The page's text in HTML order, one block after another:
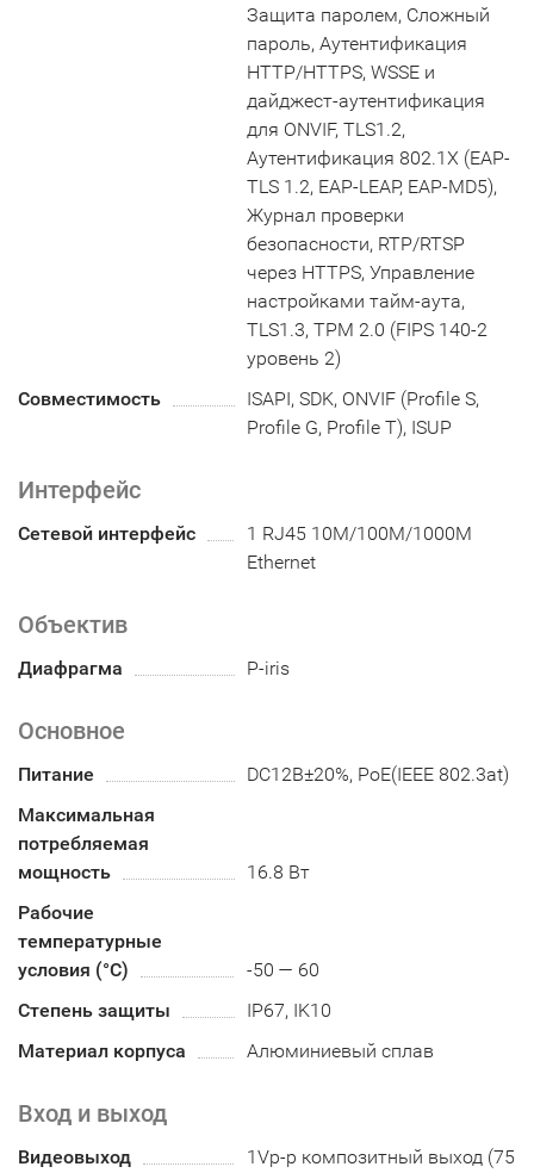
Защита паролем, Сложный
пароль, Аутентификация
HTTP/HTTPS, WSSE и
дайджест-аутентификация
для ONVIF, TLS1.2,
Аутентификация 802.1X (EAP-
TLS 1.2, EAP-LEAP, EAP-MD5),
Журнал проверки
безопасности, RTP/RTSP
через HTTPS, Управление
настройками тайм-аута,
TLS1.3, TPM 2.0 (FIPS 140-2
уровень 2)
Совместимость
ISAPI, SDK, ONVIF (Profile S,
Profile G, Profile T), ISUP
Интерфейс
Сетевой интерфейс
1 RJ45 10M/100M/1000M
Ethernet
Объектив
Диафрагма P-iris
Основное
Питание
DC12В±20%, PoE(IEEE 802.3at)
Максимальная
потребляемая
мощность
16.8 Вт
Рабочие
температурные
условия (°С)
-50 — 60
Степень защиты
IP67, IK10
Материал корпуса
Алюминиевый сплав
Вход и выход
Видеовыход
1Vp-p композитный выход (75